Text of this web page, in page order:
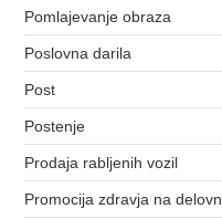
Pomlajevanje obraza
Poslovna darila
Post
Postenje
Prodaja rabljenih vozil
Promocija zdravja na